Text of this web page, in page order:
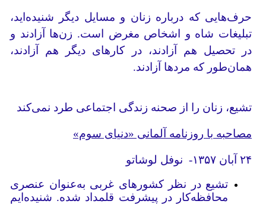
حرف‌هایی که درباره زنان و مسایل دیگر شنیده‌اید،
تبلیغات شاه و اشخاص مغرض است. زن‌ها آزادند و
در تحصیل هم آزادند، در کارهای دیگر هم آزادند،
همان‌طور که مردها آزادند.
تشیع، زنان را از صحنه زندگی اجتماعی طرد نمی‌کند
مصاحبه با روزنامه آلمانی «دنیای سوم»
۲۴ آبان ۱۳۵۷- نوفل لوشاتو
تشیع در نظر کشورهای غربی به‌عنوان عنصری
محافظه‌کار در پیشرفت قلمداد شده. شنیده‌ایم